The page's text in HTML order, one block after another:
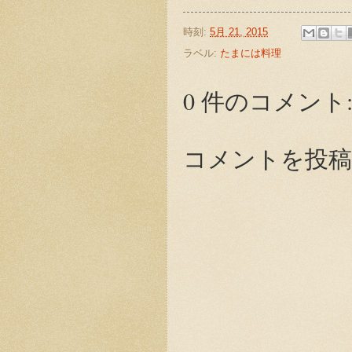
時刻: 5月 21, 2015
ラベル: たまには料理
0 件のコメント:
コメントを投稿